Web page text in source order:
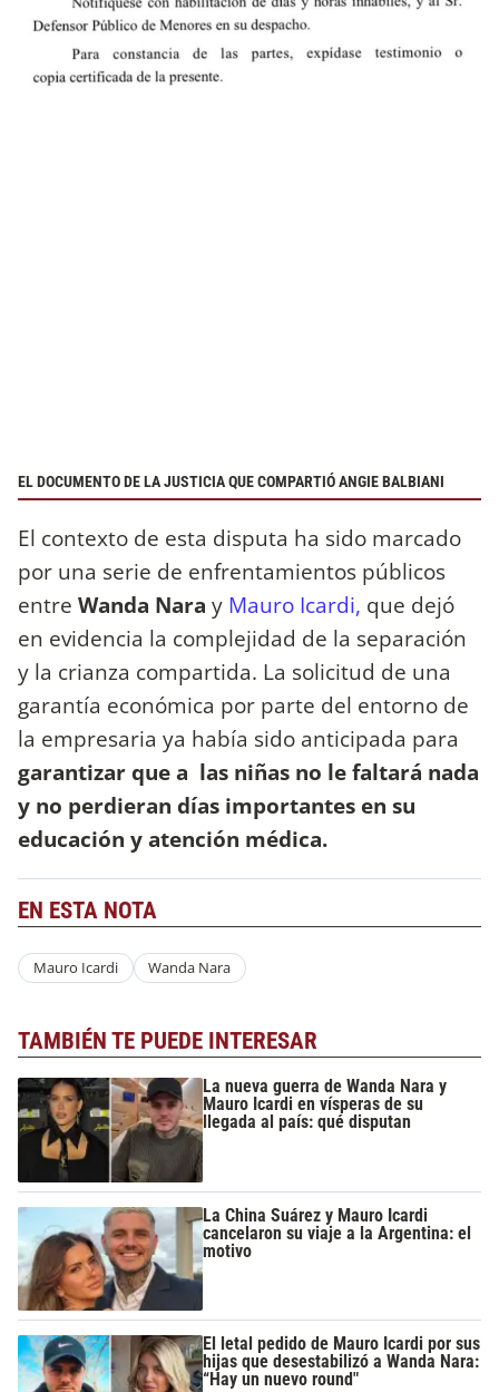
EL DOCUMENTO DE LA JUSTICIA QUE COMPARTIÓ ANGIE BALBIANI
El contexto de esta disputa ha sido marcado
por una serie de enfrentamientos públicos
entre Wanda Nara y Mauro Icardi, que dejó
en evidencia la complejidad de la separación
y la crianza compartida. La solicitud de una
garantía económica por parte del entorno de
la empresaria ya había sido anticipada para
garantizar que a las niñas no le faltará nada
y no perdieran días importantes en su
educación y atención médica.
EN ESTA NOTA
Mauro Icardi Wanda Nara
TAMBIÉN TE PUEDE INTERESAR
La nueva guerra de Wanda Nara y
Mauro Icardi en vísperas de su
llegada al país: qué disputan
La China Suárez y Mauro Icardi
cancelaron su viaje a la Argentina: el
motivo
El letal pedido de Mauro Icardi por sus
hijas que desestabilizó a Wanda Nara:
“Hay un nuevo round"